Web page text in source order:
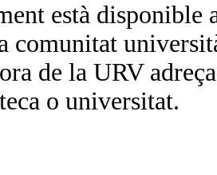
està
de la URV
o universitat.